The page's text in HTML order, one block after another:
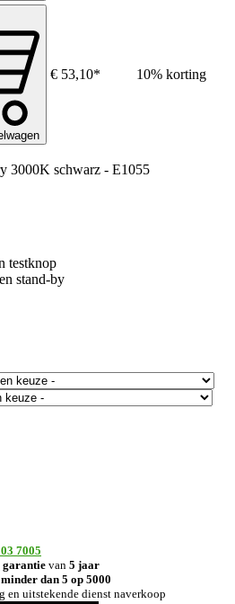
€ 53,10* 10% korting
3000K schwarz - E1055
testknop
stand-by
7005
garantie van 5 jaar
minder dan 5 op 5000
en uitstekende dienst naverkoop